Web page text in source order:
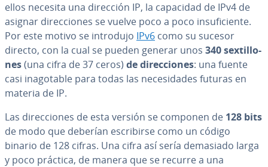
ellos necesita una dirección IP, la capacidad de IPv4 de
asignar di­re­c­cio­nes se vuelve poco a poco in­su­fi­cie­n­te.
Por este motivo se introdujo IPv6 como su sucesor
directo, con la cual se pueden generar unos 340 se­x­ti­llo­
nes(una cifra de 37 ceros) de di­re­c­cio­nes: una fuente
casi inago­ta­ble para todas las ne­ce­si­da­des futuras en
materia de IP.
Las di­re­c­cio­nes de esta versión se componen de 128 bits
de modo que deberían es­cri­bi­r­se como un código
binario de 128 cifras. Una cifra así sería demasiado larga
y poco práctica, de manera que se recurre a una